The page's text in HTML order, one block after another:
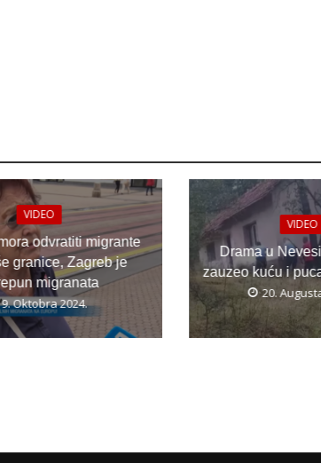
VIDEO
odvratiti migrante
granice, Zagreb je
migranata
9. Oktobra 2024.
VIDEO
Drama u
zauzeo kuću i
20.